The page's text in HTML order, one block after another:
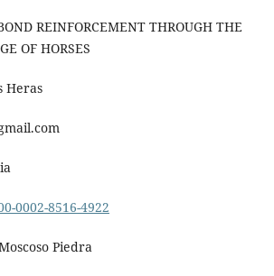
REINFORCEMENT THROUGH THE
OF HORSES
Heras
0002-8516-4922
Piedra